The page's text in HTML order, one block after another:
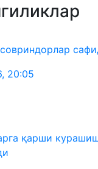
, 20:05
қарши